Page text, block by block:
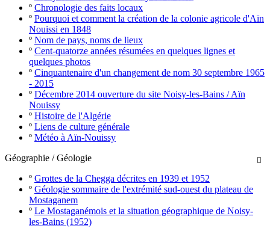
º Chronologie des faits locaux
º Pourquoi et comment la création de la colonie agricole d'Aïn
Nouissi en 1848
º Nom de pays, noms de lieux
º Cent-quatorze années résumées en quelques lignes et
quelques photos
º Cinquantenaire d'un changement de nom 30 septembre 1965
- 2015
º Décembre 2014 ouverture du site Noisy-les-Bains / Aïn
Nouissy
º Histoire de l'Algérie
º Liens de culture générale
º Météo à Aïn-Nouissy

Géographie / Géologie
º Grottes de la Chegga décrites en 1939 et 1952
º Géologie sommaire de l'extrémité sud-ouest du plateau de
Mostaganem
º Le Mostaganémois et la situation géographique de Noisy-
les-Bains (1952)